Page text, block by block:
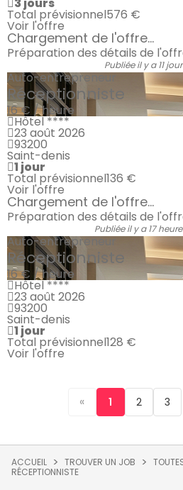
Total prévisionnel576 €
Voir l'offre
Chargement de l'offre...
Préparation des détails de
Publiée il y a 11
Auto-entrepreneur
Réceptionniste
16 € / heure
Hôtel ****
23 août 2026
93200
Saint-denis
1 jour
Total prévisionnel136 €
Voir l'offre
Chargement de l'offre...
Préparation des détails de
Publiée il y a 17
Auto-entrepreneur
Réceptionniste
16 € / heure
Hôtel ****
23 août 2026
93200
Saint-denis
1 jour
Total prévisionnel128 €
Voir l'offre
« 1 2 3
ACCUEIL TROUVER UN JOB
RÉCEPTIONNISTE